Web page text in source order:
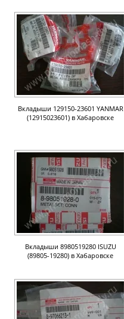
Вкладыши 129150-23601 YANMAR
(12915023601) в Хабаровске
Вкладыши 8980519280 ISUZU
(89805-19280) в Хабаровске